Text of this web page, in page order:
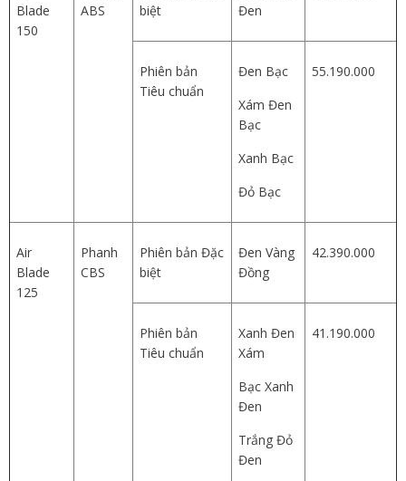
Blade
150
ABS
biệt
Đen
Phiên bản
Tiêu chuẩn
Đen Bạc
Xám Đen
Bạc
Xanh Bạc
Đỏ Bạc
55.190.000
Air
Blade
125
Phanh
CBS
Phiên bản Đặc
biệt
Đen Vàng
Đồng
42.390.000
Phiên bản
Tiêu chuẩn
Xanh Đen
Xám
Bạc Xanh
Đen
Trắng Đỏ
Đen
41.190.000